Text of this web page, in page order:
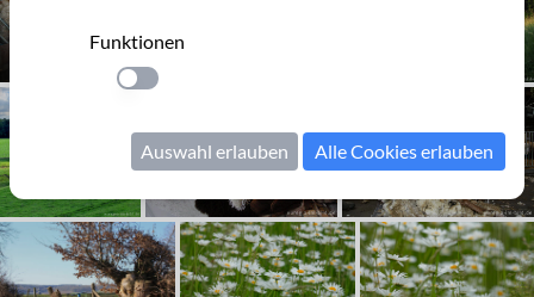
Funktionen
Einstellung anwenden
Auswahl erlauben Alle Cookies erlauben